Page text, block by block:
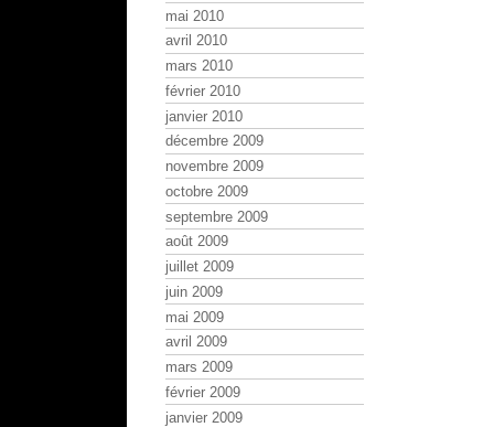
mai 2010
avril 2010
mars 2010
février 2010
janvier 2010
décembre 2009
novembre 2009
octobre 2009
septembre 2009
août 2009
juillet 2009
juin 2009
mai 2009
avril 2009
mars 2009
février 2009
janvier 2009